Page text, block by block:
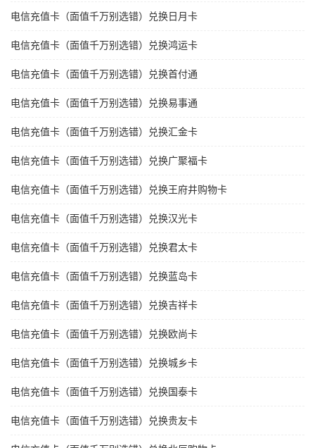
电信充值卡（面值千万别选错）兑换日月卡
电信充值卡（面值千万别选错）兑换鸿运卡
电信充值卡（面值千万别选错）兑换首付通
电信充值卡（面值千万别选错）兑换易事通
电信充值卡（面值千万别选错）兑换汇金卡
电信充值卡（面值千万别选错）兑换广聚福卡
电信充值卡（面值千万别选错）兑换王府井购物卡
电信充值卡（面值千万别选错）兑换汉光卡
电信充值卡（面值千万别选错）兑换君太卡
电信充值卡（面值千万别选错）兑换蓝岛卡
电信充值卡（面值千万别选错）兑换吉祥卡
电信充值卡（面值千万别选错）兑换欧尚卡
电信充值卡（面值千万别选错）兑换城乡卡
电信充值卡（面值千万别选错）兑换国泰卡
电信充值卡（面值千万别选错）兑换贵友卡